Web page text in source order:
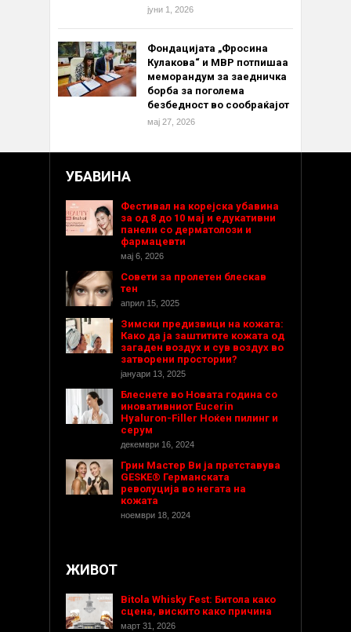
јуни 1, 2026
Фондацијата „Фросина
Кулакова“ и МВР потпишаа
меморандум за заедничка
борба за поголема
безбедност во сообраќајот
мај 27, 2026
УБАВИНА
Фестивал на корејска убавина
за од 8 до 10 мај и едукативни
панели со дерматолози и
фармацевти
мај 6, 2026
Совети за пролетен блескав
тен
април 15, 2025
Зимски предизвици на кожата:
Како да ја заштитите кожата од
загаден воздух и сув воздух во
затворени простории?
јануари 13, 2025
Блеснете во Новата година со
иновативниот Eucerin
Hyaluron-Filler Ноќен пилинг и
серум
декември 16, 2024
Грин Мастер Ви ја претставува
GESKE® Германската
револуција во негата на
кожата
ноември 18, 2024
ЖИВОТ
Bitola Whisky Fest: Битола како
сцена, вискито како причина
март 31, 2026